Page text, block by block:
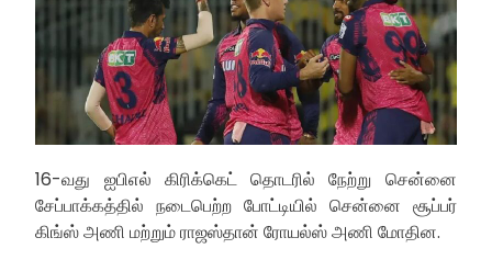
16-வது ஐபிஎல் கிரிக்கெட் தொடரில் நேற்று சென்னை
சேப்பாக்கத்தில் நடைபெற்ற போட்டியில் சென்னை சூப்பர்
கிங்ஸ் அணி மற்றும் ராஜஸ்தான் ரோயல்ஸ் அணி மோதின.